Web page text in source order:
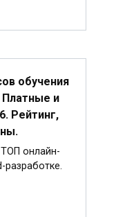
обучения
Платные и
Рейтинг,
онлайн-
разработке.